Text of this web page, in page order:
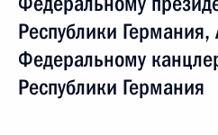
Республики
Федеральному
Республики Германия